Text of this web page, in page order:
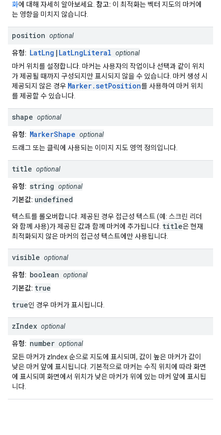
화에 대해 자세히 알아보세요. 참고: 이 최적화는 벡터 지도의 마커에
는 영향을 미치지 않습니다.
position optional
유형: LatLng | LatLngLiteral optional
마커 위치를 설정합니다. 마커는 사용자의 작업이나 선택과 같이 위치
가 제공될 때까지 구성되지만 표시되지 않을 수 있습니다. 마커 생성 시
제공되지 않은 경우 Marker.setPosition를 사용하여 마커 위치
를 제공할 수 있습니다.
shape optional
유형: MarkerShape optional
드래그 또는 클릭에 사용되는 이미지 지도 영역 정의입니다.
title optional
유형: string optional
기본값: undefined
텍스트를 롤오버합니다. 제공된 경우 접근성 텍스트 (예: 스크린 리더
와 함께 사용)가 제공된 값과 함께 마커에 추가됩니다. title은 현재
최적화되지 않은 마커의 접근성 텍스트에만 사용됩니다.
visible optional
유형: boolean optional
기본값: true
true인 경우 마커가 표시됩니다.
zIndex optional
유형: number optional
모든 마커가 zIndex 순으로 지도에 표시되며, 값이 높은 마커가 값이
낮은 마커 앞에 표시됩니다. 기본적으로 마커는 수직 위치에 따라 화면
에 표시되며 화면에서 위치가 낮은 마커가 위에 있는 마커 앞에 표시됩
니다.